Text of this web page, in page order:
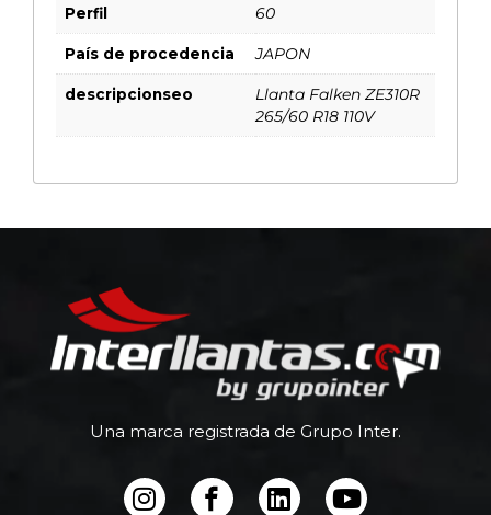
Perfil 60
País de procedencia JAPON
descripcionseo
Llanta Falken ZE310R
265/60 R18 110V
Una marca registrada de Grupo Inter.